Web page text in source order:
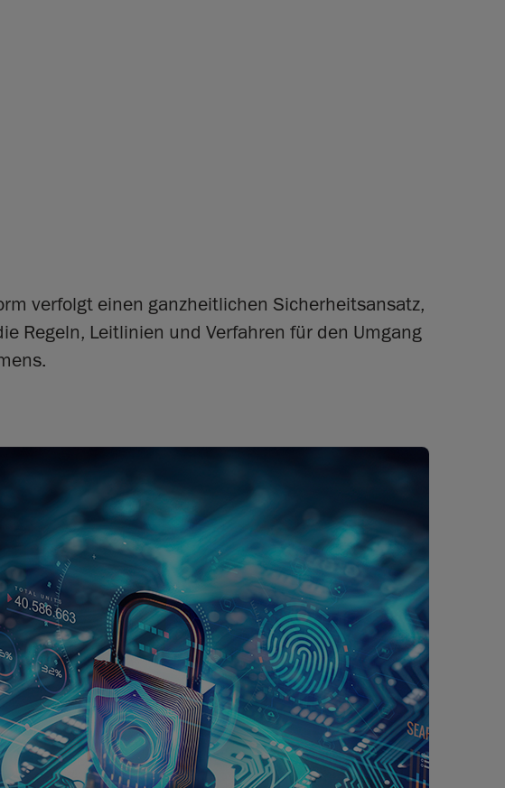
verfolgt einen ganzheitlichen Sicherheitsansatz,
Regeln, Leitlinien und Verfahren für den Umgang